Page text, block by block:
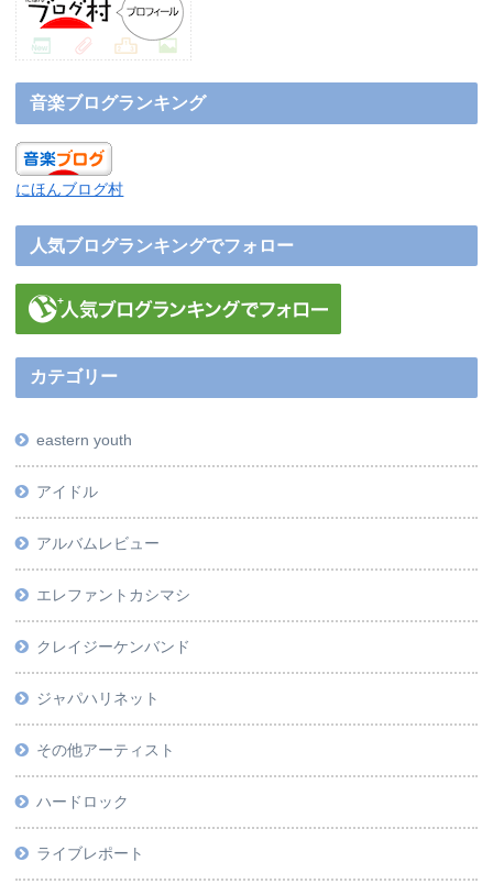
音楽ブログランキング
にほんブログ村
人気ブログランキングでフォロー
カテゴリー
eastern youth
アイドル
アルバムレビュー
エレファントカシマシ
クレイジーケンバンド
ジャパハリネット
その他アーティスト
ハードロック
ライブレポート